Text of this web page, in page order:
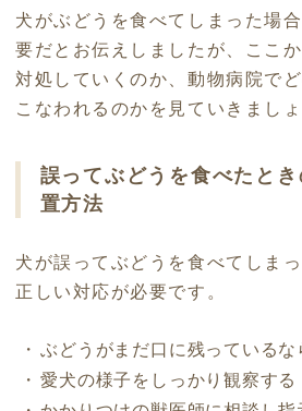
犬がぶどうを食べてしまった場
要だとお伝えしましたが、ここ
対処していくのか、動物病院で
こなわれるのかを見ていきましょ
誤ってぶどうを食べたと
置方法
犬が誤ってぶどうを食べてしま
正しい対応が必要です。
ぶどうがまだ口に残っているな
愛犬の様子をしっかり観察する